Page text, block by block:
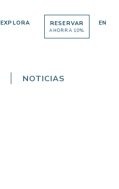
EXPLORA RESERVAR
AHORRA 10%
EN
NOTICIAS